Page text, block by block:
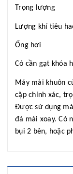
Trọng lượng
Lượng khí tiêu
Ống hơi
Có cần gạt khóa
Máy mài khuôn
cặp chính xác,
Được sử dụng
đá mài xoay. Có
bụi 2 bên, hoặc